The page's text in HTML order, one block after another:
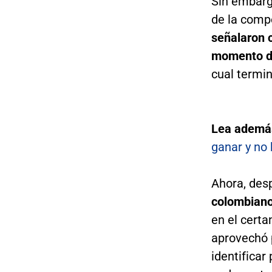
de la
señalaron
momento
cual
Lea
ganar y no
Ahora,
en el
identificar